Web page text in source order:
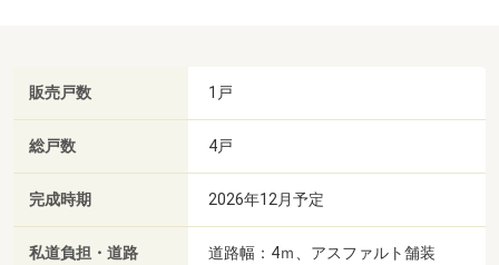
販売戸数 1戸
総戸数 4戸
完成時期 2026年12月予定
私道負担・道路 道路幅：4ｍ、アスファルト舗装